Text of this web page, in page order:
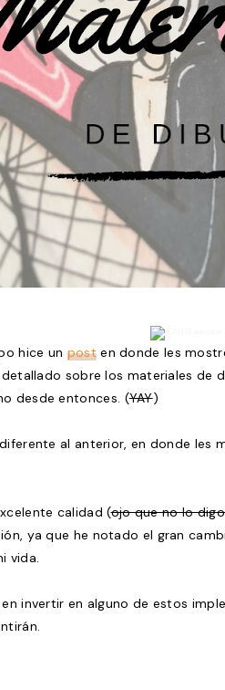
hice un posten donde les
sobre los materiales de
desde entonces. (YAY)
al anterior, en donde les
calidad (ojo que no lo
ya que he notado el gran
vida.
invertir en alguno de estos